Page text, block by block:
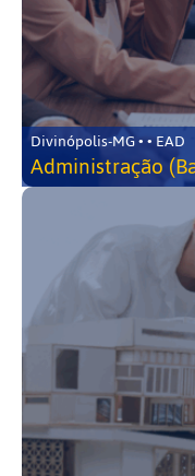
Divinópolis-MG • • EAD
Administração